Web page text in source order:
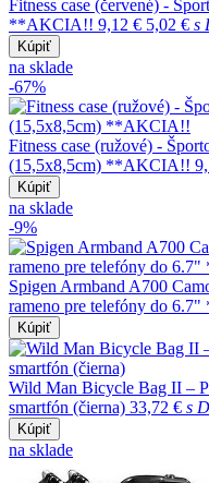
Fitness case (červené) -
**AKCIA!! 9,12 € 5,02 € s
Kúpiť
na sklade
-67%
Fitness case (ružové) -
(15,5x8,5cm) **AKCIA!!
Kúpiť
na sklade
-9%
Spigen Armband A700
rameno pre telefóny do
Kúpiť
Wild Man Bicycle Bag II –
smartfón (čierna) 33,72 € s
Kúpiť
na sklade